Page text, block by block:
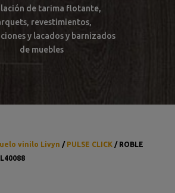
de tarima flotante,
revestimientos,
y lacados y barnizados
de muebles
vinilo Livyn / PULSE CLICK/ ROBLE